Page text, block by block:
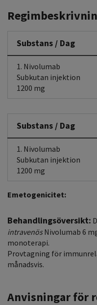
Substans / Dag
1. Nivolumab
Subkutan injektion
1200 mg
Substans / Dag
1. Nivolumab
Subkutan injektion
1200 mg
Emetogenicitet:
Behandlingsöversikt:
intravenösNivolumab 6
monoterapi.
Provtagning för
månadsvis.
Anvisningar för